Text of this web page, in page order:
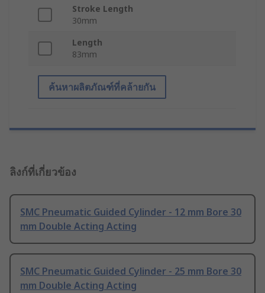
Stroke Length
30mm
Length
83mm
ค้นหาผลิตภัณฑ์ที่คล้ายกัน
ลิงก์ที่เกี่ยวข้อง
SMC Pneumatic Guided Cylinder - 12 mm Bore 30
mm Double Acting Acting
SMC Pneumatic Guided Cylinder - 25 mm Bore 30
mm Double Acting Acting